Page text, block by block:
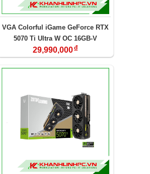
VGA Colorful iGame GeForce RTX
5070 Ti Ultra W OC 16GB-V
29,990,000đ